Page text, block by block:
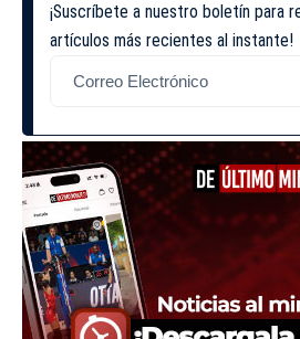
¡Suscríbete a nuestro boletín para
artículos más recientes al instante!